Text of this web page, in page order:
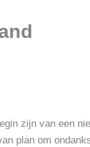
zijn van een
plan om